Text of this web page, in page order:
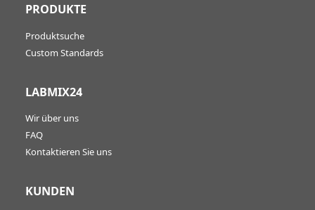
PRODUKTE
Produktsuche
Custom Standards
LABMIX24
Wir über uns
FAQ
Kontaktieren Sie uns
KUNDEN